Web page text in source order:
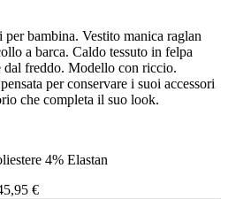
bambina. Vestito manica raglan
a barca. Caldo tessuto in felpa
dal freddo. Modello con riccio.
per conservare i suoi accessori
che completa il suo look.
4% Elastan
€